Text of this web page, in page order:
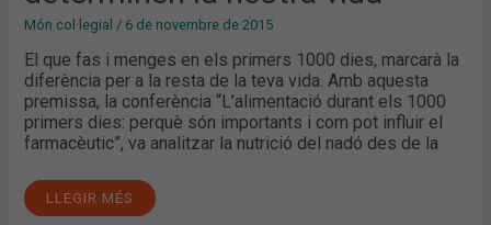
Món col·legial / 6 de novembre de 2015
El que fas i menges en els primers 1000 dies, marcarà la
diferència per a la resta de la teva vida. Amb aquesta
premissa, la conferència “L’alimentació durant els 1000
primers dies: perquè són importants i com pot influir el
farmacèutic”, va analitzar la nutrició del nadó des de la
LLEGIR MÉS